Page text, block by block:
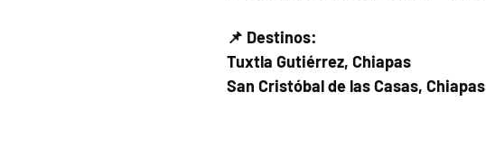
📌 Destinos:
Tuxtla Gutiérrez, Chiapas
San Cristóbal de las Casas, Chiapas